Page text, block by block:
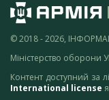
© 2018 - 2026,
Міністерство оборони
Контент доступний за
International license